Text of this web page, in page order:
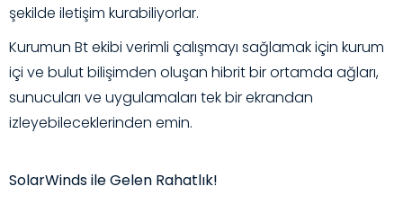
şekilde iletişim kurabiliyorlar.
Kurumun Bt ekibi verimli çalışmayı sağlamak için kurum
içi ve bulut bilişimden oluşan hibrit bir ortamda ağları,
sunucuları ve uygulamaları tek bir ekrandan
izleyebileceklerinden emin.
SolarWinds ile Gelen Rahatlık!